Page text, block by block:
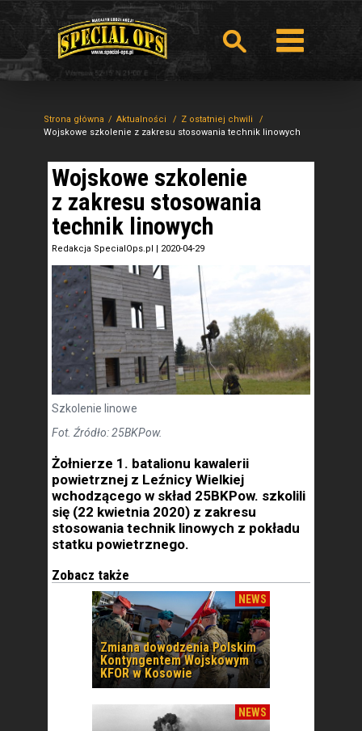
Strona główna Aktualności
Z ostatniej chwili
Wojskowe szkolenie z zakresu stosowania technik linowych
Wojskowe szkolenie
z zakresu stosowania
technik linowych
Redakcja SpecialOps.pl | 2020-04-29
Szkolenie linowe
Fot. Źródło: 25BKPow.
Żołnierze 1. batalionu kawalerii
powietrznej z Leźnicy Wielkiej
wchodzącego w skład 25BKPow. szkolili
się (22 kwietnia 2020) z zakresu
stosowania technik linowych z pokładu
statku powietrznego.
Zobacz także
NEWS
Zmiana dowodzenia Polskim
Kontyngentem Wojskowym
KFOR w Kosowie
NEWS